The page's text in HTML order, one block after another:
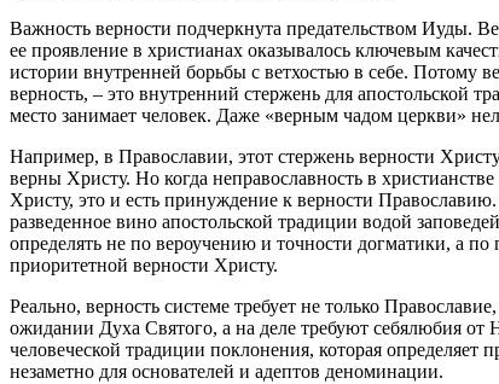
Важность верности подчеркнута предательством Иуды.
ее проявление в христианах оказывалось ключевым
истории внутренней борьбы с ветхостью в себе. Потому
верность, – это внутренний стержень для апостольской
место занимает человек. Даже «верным чадом церкви»
Например, в Православии, этот стержень верности
верны Христу. Но когда неправославность в
Христу, это и есть принуждение к верности
разведенное вино апостольской традиции водой
определять не по вероучению и точности догматики, а
приоритетной верности Христу.
Реально, верность системе требует не только
ожидании Духа Святого, а на деле требуют себялюбия от
человеческой традиции поклонения, которая
незаметно для основателей и адептов деноминации.